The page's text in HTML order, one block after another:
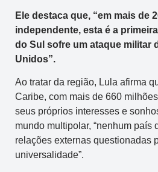
Ele destaca que, “em mais de
independente, esta é a
do Sul sofre um ataque militar
Unidos”.
Ao tratar da região, Lula afirma
Caribe, com mais de 660
seus próprios interesses e
mundo multipolar, “nenhum país
relações externas questionadas
universalidade”.